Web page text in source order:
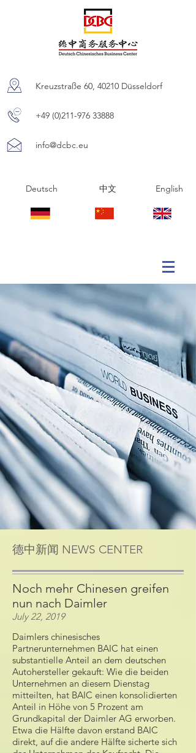
Kreuzstraße 60, 40210 Düsseldorf
+49 (0)211-976 33888
info@dcbc.eu
Deutsch 中文 English
德中新闻 NEWS CENTER
Noch mehr Chinesen greifen
nun nach Daimler
July 22, 2019
Daimlers chinesisches
Partnerunternehmen BAIC hat einen
substantielle Anteil an dem deutschen
Autohersteller gekauft: Wie die beiden
Unternehmen an diesem Dienstag
mitteilten, hat BAIC einen konsolidierten
Anteil in Höhe von 5 Prozent am
Grundkapital der Daimler AG erworben.
Etwa die Hälfte davon erstand BAIC
direkt, auf die andere Hälfte sicherte sich